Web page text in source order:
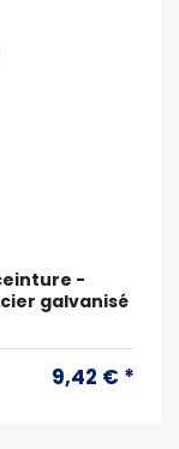
-
galvanisé
9,42 € *